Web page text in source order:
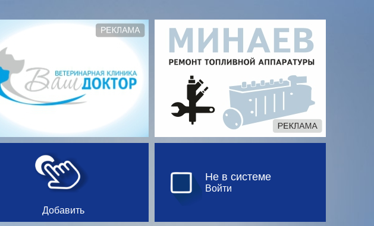
Добавить
Не в системе
Войти